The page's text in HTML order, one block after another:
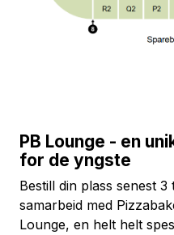
PB Lounge - en
for de yngste
Bestill din plass senest
samarbeid med
Lounge, en helt helt